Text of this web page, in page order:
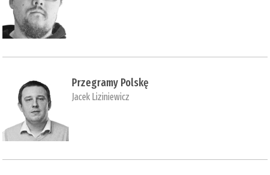
Przegramy Polskę
Jacek Liziniewicz